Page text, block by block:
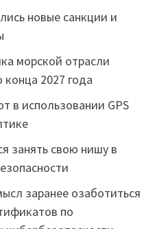
новые санкции и
морской отрасли
2027 года
в использовании GPS
занять свою нишу в
заранее озаботиться
по